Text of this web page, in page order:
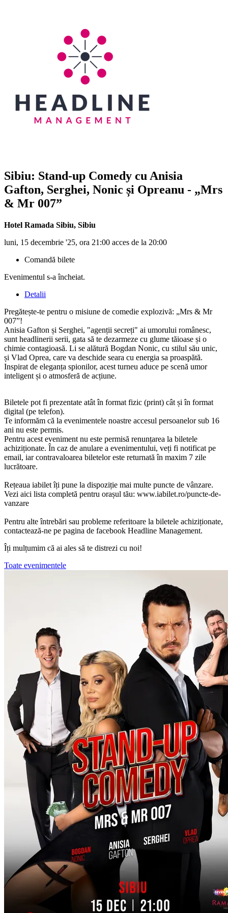
Sibiu: Stand-up Comedy cu Anisia
Gafton, Serghei, Nonic și Opreanu - „Mrs
& Mr 007”
Hotel Ramada Sibiu, Sibiu
luni, 15 decembrie '25, ora 21:00 acces de la 20:00
Comandă bilete
Evenimentul s-a încheiat.
Detalii
Pregătește-te pentru o misiune de comedie explozivă: „Mrs & Mr
007”!
Anisia Gafton și Serghei, "agenții secreți" ai umorului românesc,
sunt headlinerii serii, gata să te dezarmeze cu glume tăioase și o
chimie contagioasă. Li se alătură Bogdan Nonic, cu stilul său unic,
și Vlad Oprea, care va deschide seara cu energia sa proaspătă.
Inspirat de eleganța spionilor, acest turneu aduce pe scenă umor
inteligent și o atmosferă de acțiune.
Biletele pot fi prezentate atât în format fizic (print) cât și în format
digital (pe telefon).
Te informăm că la evenimentele noastre accesul persoanelor sub 16
ani nu este permis.
Pentru acest eveniment nu este permisă renunțarea la biletele
achiziționate. În caz de anulare a evenimentului, veți fi notificat pe
email, iar contravaloarea biletelor este returnată în maxim 7 zile
lucrătoare.
Rețeaua iabilet îți pune la dispoziție mai multe puncte de vânzare.
Vezi aici lista completă pentru orașul tău: www.iabilet.ro/puncte-de-
vanzare
Pentru alte întrebări sau probleme referitoare la biletele achiziționate,
contactează-ne pe pagina de facebook Headline Management.
Îți mulțumim că ai ales să te distrezi cu noi!
Toate evenimentele